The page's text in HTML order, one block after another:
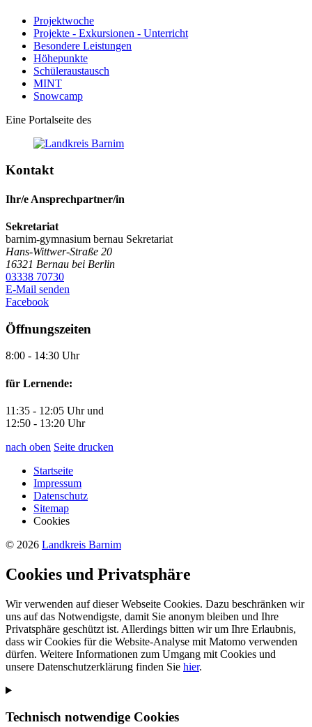
Projektwoche
Projekte - Exkursionen - Unterricht
Besondere Leistungen
Höhepunkte
Schüleraustausch
MINT
Snowcamp
Eine Portalseite des
Kontakt
Ihr/e Ansprechpartner/in
Sekretariat
barnim-gymnasium bernau Sekretariat
Hans-Wittwer-Straße 20
16321 Bernau bei Berlin
03338 70730
E-Mail senden
Facebook
Öffnungszeiten
8:00 - 14:30 Uhr
für Lernende:
11:35 - 12:05 Uhr und
12:50 - 13:20 Uhr
nach oben Seite drucken
Startseite
Impressum
Datenschutz
Sitemap
Cookies
© 2026 Landkreis Barnim
Cookies und Privatsphäre
Wir verwenden auf dieser Webseite Cookies. Dazu beschränken wir
uns auf das Notwendigste, damit Sie anonym bleiben und Ihre
Privatsphäre geschützt ist. Allerdings bitten wir um Ihre Erlaubnis,
dass wir Cookies für die Website-Analyse mit Matomo verwenden
dürfen. Weitere Informationen zum Umgang mit Cookies und
unsere Datenschutzerklärung finden Sie hier.
Technisch notwendige Cookies